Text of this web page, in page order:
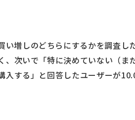
増しのどちらにするかを調査し
次いで「特に決めていない（ま
する」と回答したユーザーが